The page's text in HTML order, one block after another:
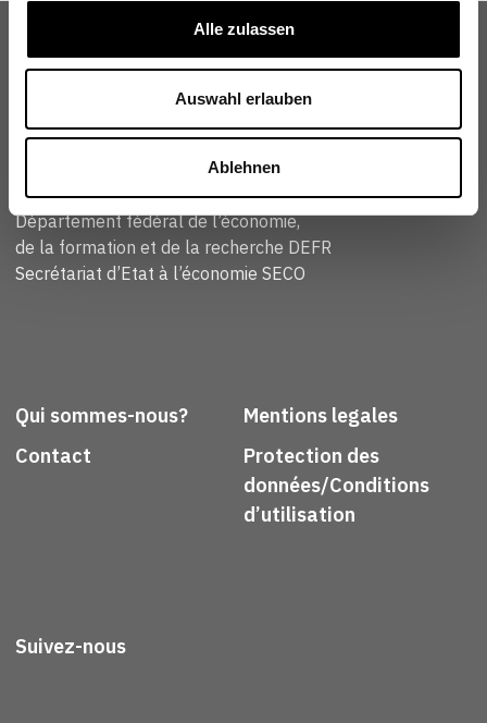
Alle zulassen
Auswahl erlauben
Ablehnen
Schweizerische Eidgenossenschaft
Confédération suisse
Département fédéral de l’économie,
de la formation et de la recherche DEFR
Secrétariat d’Etat à l’économie SECO
Qui sommes-nous?
Contact
Mentions legales
Protection des
données/Conditions
d’utilisation
Suivez-nous